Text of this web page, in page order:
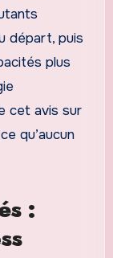
départ, puis
plus
cet avis sur
qu’aucun
: